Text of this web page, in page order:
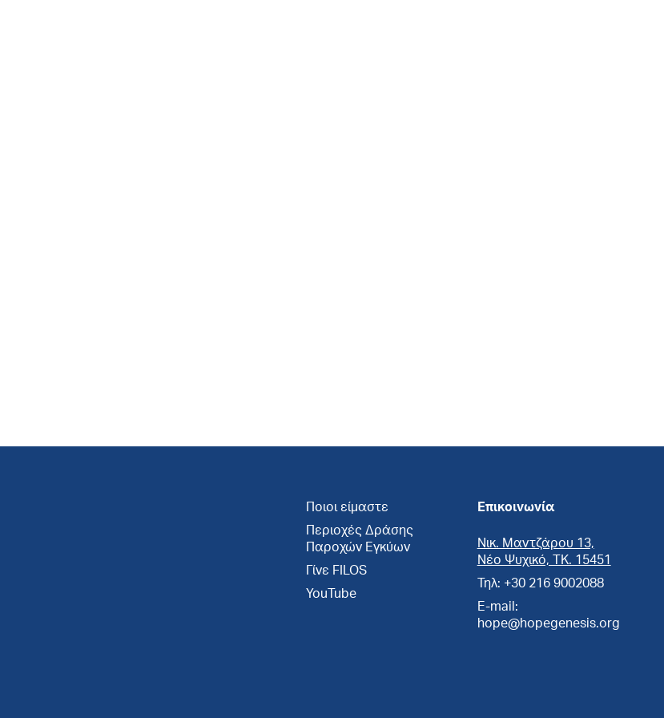
Ποιοι είμαστε
Περιοχές Δράσης
Παροχών Εγκύων
Γίνε FILOS
YouTube
Επικοινωνία
Νικ. Μαντζάρου 13,
Νέο Ψυχικό, ΤΚ. 15451
Τηλ: +30 216 9002088
E-mail:
hope@hopegenesis.org